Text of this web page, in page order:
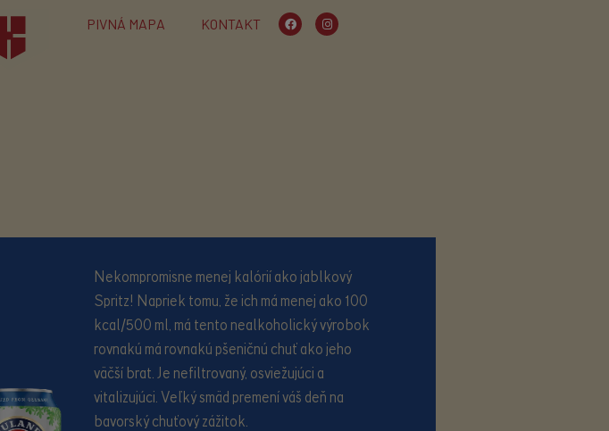
PIVNÁ MAPA KONTAKT
Nekompromisne menej kalórií ako jablkový
Spritz! Napriek tomu, že ich má menej ako 100
kcal/500 ml, má tento nealkoholický výrobok
rovnakú má rovnakú pšeničnú chuť ako jeho
väčší brat. Je nefiltrovaný, osviežujúci a
vitalizujúci. Veľký smäd premení váš deň na
bavorský chuťový zážitok.